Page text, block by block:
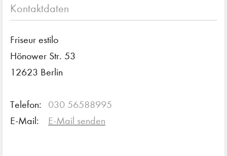
Kontaktdaten
Friseur estilo
Hönower Str. 53
12623 Berlin
Telefon:
030 56588995
E-Mail:
E-Mail senden